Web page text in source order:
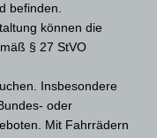
befinden.
können die
§ 27 StVO
Insbesondere
oder
Mit Fahrrädern